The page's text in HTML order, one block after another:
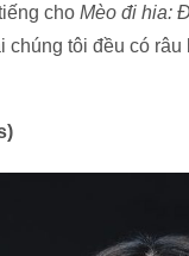
cho Mèo đi hia:
tôi đều có